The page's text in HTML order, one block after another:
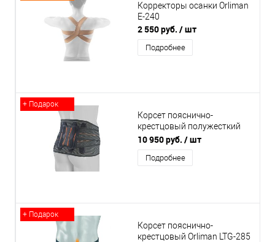
Корректоры осанки Orliman
E-240
2 550 руб. / шт
Подробнее
+ Подарок
Корсет пояснично-
крестцовый полужесткий
Orliman LTG-305 с
дополнительным поясом
10 950 руб. / шт
Подробнее
+ Подарок
Корсет пояснично-
крестцовый Orliman LTG-285